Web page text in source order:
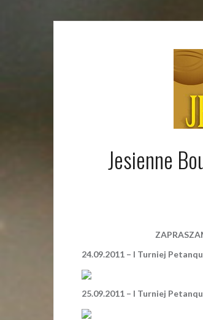
Jesienne
24.09.2011 – I Turniej
25.09.2011 – I Turniej